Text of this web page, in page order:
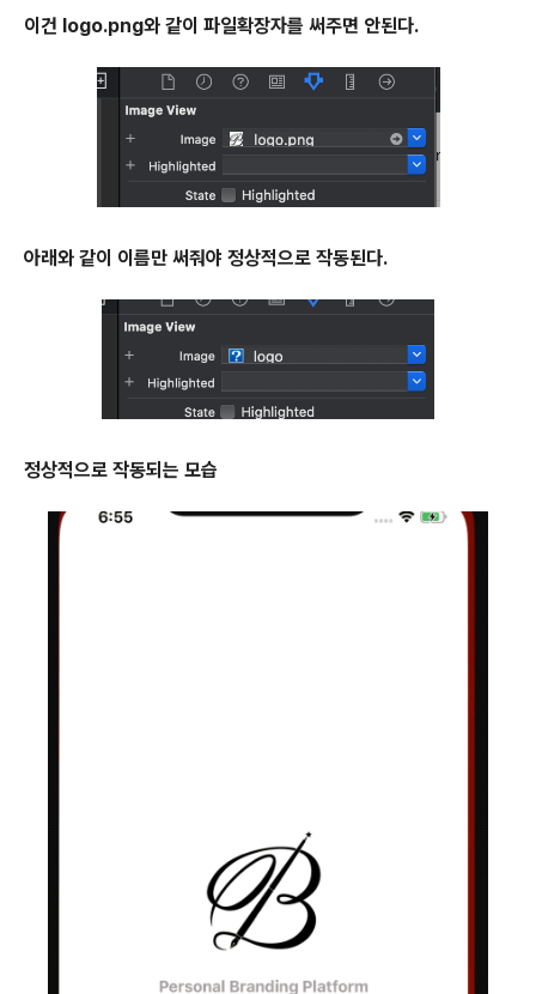
이건 logo.png와 같이 파일확장자를 써주면 안된다.
아래와 같이 이름만 써줘야 정상적으로 작동된다.
정상적으로 작동되는 모습